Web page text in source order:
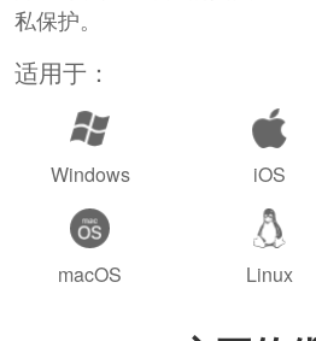
私保护。
适用于：
Windows iOS
macOS Linux